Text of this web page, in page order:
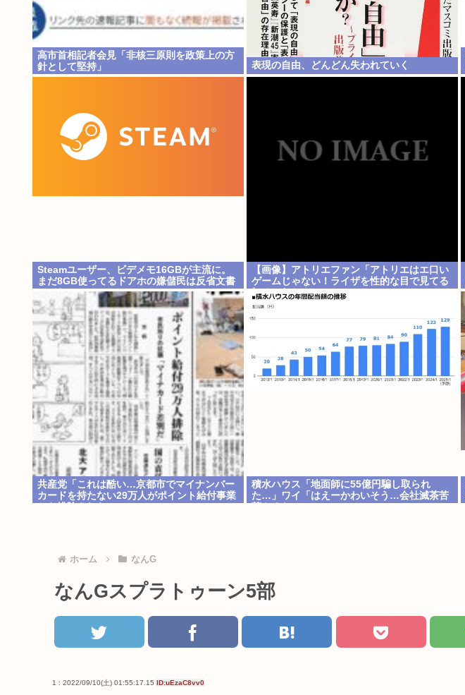
高市首相記者会見「非核三原則を政策上の方
針として堅持」
表現の自由、どんどん失われていく
Steamユーザー、ビデメモ16GBが主流に。
まだ8GB使ってるドアホの嫌儲民は反省文書
【画像】アトリエファン「アトリエはエ口い
ゲームじゃない！ライザを性的な目で見てる
奴はにわか！」
共産党「これは酷い…京都市でマイナンバー
カードを持たない29万人がポイント給付事業
積水ハウス「地面師に55億円騙し取られ
た…」ワイ「はえーかわいそう…会社滅茶苦
ホーム なんG
なんGスプラトゥーン5部
1 : 2022/09/10(土) 01:55:17.15 ID:uEzaC8vv0